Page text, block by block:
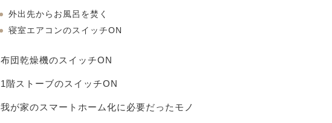
外出先からお風呂を焚く
寝室エアコンのスイッチON
布団乾燥機のスイッチON
1階ストーブのスイッチON
我が家のスマートホーム化に必要だったモノ